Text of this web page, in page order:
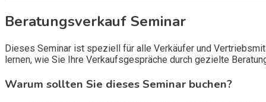
Beratungsverkauf Seminar
Dieses Seminar ist speziell für alle Verkäufer und
lernen, wie Sie Ihre Verkaufsgespräche durch gezielte
Warum sollten Sie dieses Seminar buchen?